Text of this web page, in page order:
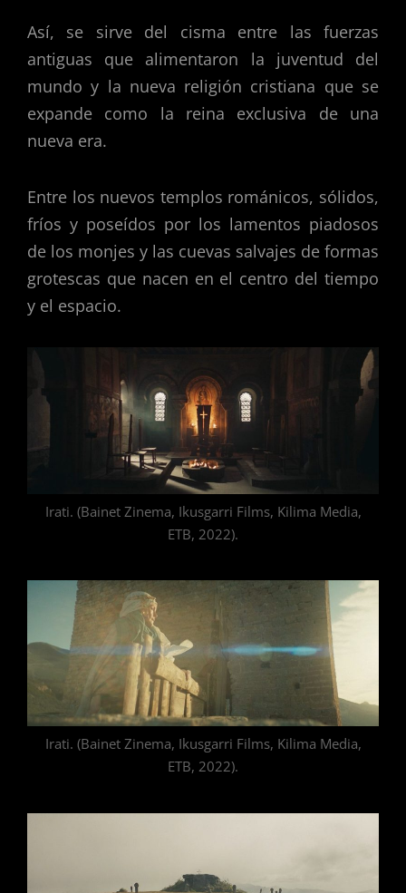
Así, se sirve del cisma entre las fuerzas
antiguas que alimentaron la juventud del
mundo y la nueva religión cristiana que se
expande como la reina exclusiva de una
nueva era.
Entre los nuevos templos románicos, sólidos,
fríos y poseídos por los lamentos piadosos
de los monjes y las cuevas salvajes de formas
grotescas que nacen en el centro del tiempo
y el espacio.
Irati. (Bainet Zinema, Ikusgarri Films, Kilima Media,
ETB, 2022).
Irati. (Bainet Zinema, Ikusgarri Films, Kilima Media,
ETB, 2022).